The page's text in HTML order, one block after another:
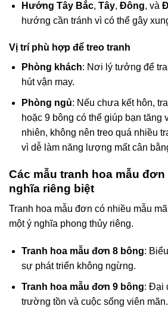
Hướng Tây Bắc, Tây, Đông, và
hướng cần tránh vì có thể gây
Vị trí phù hợp để treo tranh
Phòng khách: Nơi lý tưởng để
hút vận may.
Phòng ngủ: Nếu chưa kết hôn,
hoặc 9 bông có thể giúp bạn tăng
nhiên, không nên treo quá nhiều
vì dễ làm năng lượng mất cân
Các mẫu tranh hoa mẫu
nghĩa riêng biệt
Tranh hoa mẫu đơn có nhiều mẫu
một ý nghĩa phong thủy riêng.
Tranh hoa mẫu đơn 8 bông:
sự phát triển không ngừng.
Tranh hoa mẫu đơn 9 bông: Đại
trường tồn và cuộc sống viên mãn.